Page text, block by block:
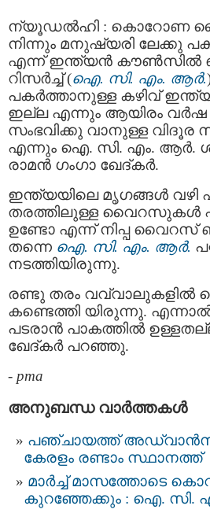
ന്യൂഡൽഹി : കൊറോണ
നിന്നും മനുഷ്യരി ലേക്കു
എന്ന് ഇന്ത്യൻ കൗൺസിൽ
റിസർച്ച് (ഐ. സി. എം. ആർ.
പകർത്താനുള്ള കഴിവ്
ഇല്ല എന്നും ആയിരം വർഷ
സംഭവിക്കു വാനുള്ള വിദൂര
എന്നും ഐ. സി. എം. ആർ.
രാമൻ ഗംഗാ ഖേദ്കർ.
ഇന്ത്യയിലെ മൃഗങ്ങൾ വഴി
തരത്തിലുള്ള വൈറസുകൾ
ഉണ്ടോ എന്ന് നിപ്പ
തന്നെ ഐ. സി. എം. ആർ.
നടത്തിയിരുന്നു.
രണ്ടു തരം
കണ്ടെത്തി യിരുന്നു.
പടരാന്‍ പാകത്തില്‍
ഖേദ്കർ പറഞ്ഞു.
- pma
അനുബന്ധ വാര്‍ത്തകള്‍
പഞ്ചായത്ത്
കേരളം രണ്ടാം സ്ഥാനത്ത്
മാര്‍ച്ച് മാസത്തോടെ
കുറഞ്ഞേക്കും : ഐ. സി.